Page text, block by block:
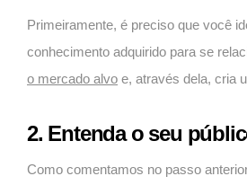
Primeiramente, é preciso que você
conhecimento adquirido para se
o mercado alvo e, através dela, cria
2. Entenda o seu
Como comentamos no passo